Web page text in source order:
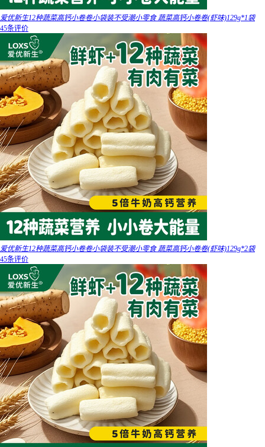
爱优新生12种蔬菜高钙小卷卷小袋装不受潮小零食 蔬菜高钙小卷卷(虾味)129g*1袋
45条评价
爱优新生12种蔬菜高钙小卷卷小袋装不受潮小零食 蔬菜高钙小卷卷(虾味)129g*2袋
45条评价